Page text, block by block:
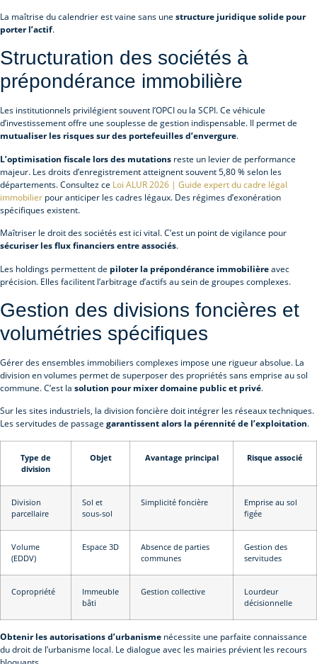
La maîtrise du calendrier est vaine sans une structure juridique solide pour
porter l’actif.
Structuration des sociétés à
prépondérance immobilière
Les institutionnels privilégient souvent l’OPCI ou la SCPI. Ce véhicule
d’investissement offre une souplesse de gestion indispensable. Il permet de
mutualiser les risques sur des portefeuilles d’envergure.
L’optimisation fiscale lors des mutations reste un levier de performance
majeur. Les droits d’enregistrement atteignent souvent 5,80 % selon les
départements. Consultez ce Loi ALUR 2026 | Guide expert du cadre légal
immobilier pour anticiper les cadres légaux. Des régimes d’exonération
spécifiques existent.
Maîtriser le droit des sociétés est ici vital. C’est un point de vigilance pour
sécuriser les flux financiers entre associés.
Les holdings permettent de piloter la prépondérance immobilièreavec
précision. Elles facilitent l’arbitrage d’actifs au sein de groupes complexes.
Gestion des divisions foncières et
volumétries spécifiques
Gérer des ensembles immobiliers complexes impose une rigueur absolue. La
division en volumes permet de superposer des propriétés sans emprise au sol
commune. C’est la solution pour mixer domaine public et privé.
Sur les sites industriels, la division foncière doit intégrer les réseaux techniques.
Les servitudes de passage garantissent alors la pérennité de l’exploitation.
Type de
division
Objet Avantage principal Risque associé
Division
parcellaire
Sol et
sous-sol
Simplicité foncière
Emprise au sol
figée
Volume
(EDDV)
Espace 3D
Absence de parties
communes
Gestion des
servitudes
Copropriété
Immeuble
bâti
Gestion collective
Lourdeur
décisionnelle
Obtenir les autorisations d’urbanisme nécessite une parfaite connaissance
du droit de l’urbanisme local. Le dialogue avec les mairies prévient les recours